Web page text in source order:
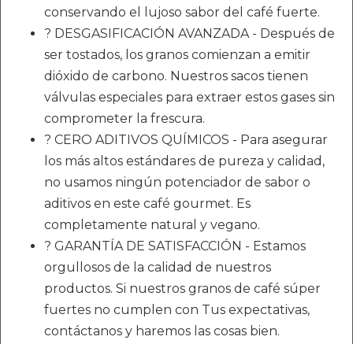
conservando el lujoso sabor del café fuerte.
? DESGASIFICACIÓN AVANZADA - Después de
ser tostados, los granos comienzan a emitir
dióxido de carbono. Nuestros sacos tienen
válvulas especiales para extraer estos gases sin
comprometer la frescura.
? CERO ADITIVOS QUÍMICOS - Para asegurar
los más altos estándares de pureza y calidad,
no usamos ningún potenciador de sabor o
aditivos en este café gourmet. Es
completamente natural y vegano.
? GARANTÍA DE SATISFACCIÓN - Estamos
orgullosos de la calidad de nuestros
productos. Si nuestros granos de café súper
fuertes no cumplen con Tus expectativas,
contáctanos y haremos las cosas bien.